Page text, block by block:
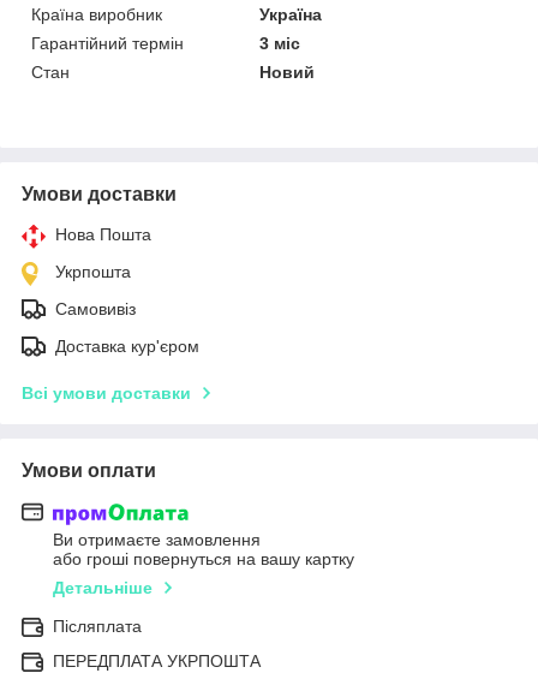
Країна виробник
Україна
Гарантійний термін
3 міс
Стан
Новий
Умови доставки
Нова Пошта
Укрпошта
Самовивіз
Доставка кур'єром
Всі умови доставки
Умови оплати
Ви отримаєте замовлення
або гроші повернуться на вашу картку
Детальніше
Післяплата
ПЕРЕДПЛАТА УКРПОШТА